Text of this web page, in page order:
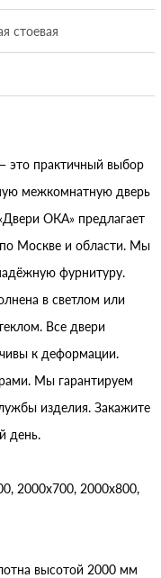
стоевая
это практичный выбор
межкомнатную дверь
ОКА» предлагает
по Москве и области. Мы
фурнитуру.
в светлом или
Все двери
к деформации.
Мы гарантируем
изделия. Закажите
день.
2000x700, 2000x800,
высотой 2000 мм